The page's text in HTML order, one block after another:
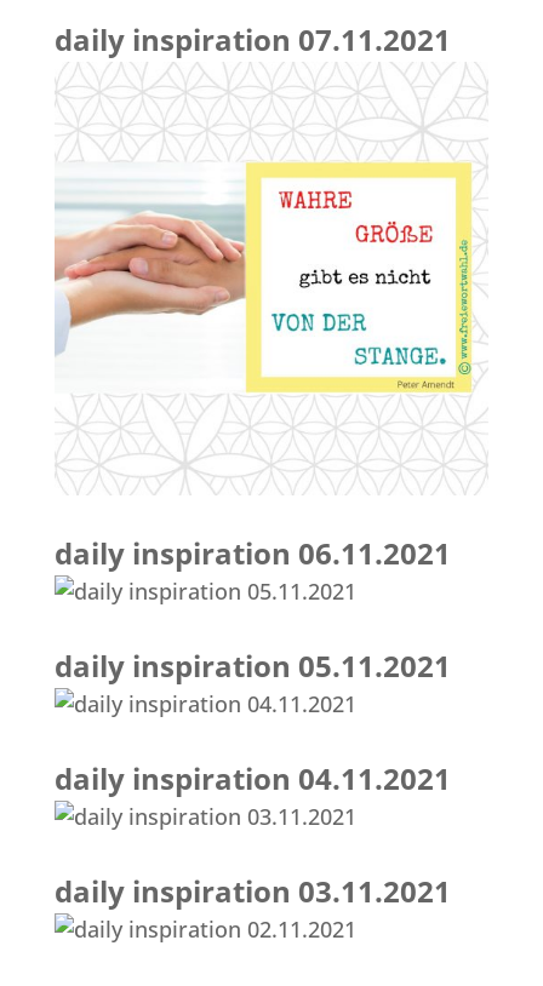
daily inspiration 07.11.2021
daily inspiration 06.11.2021
daily inspiration 05.11.2021
daily inspiration 04.11.2021
daily inspiration 03.11.2021